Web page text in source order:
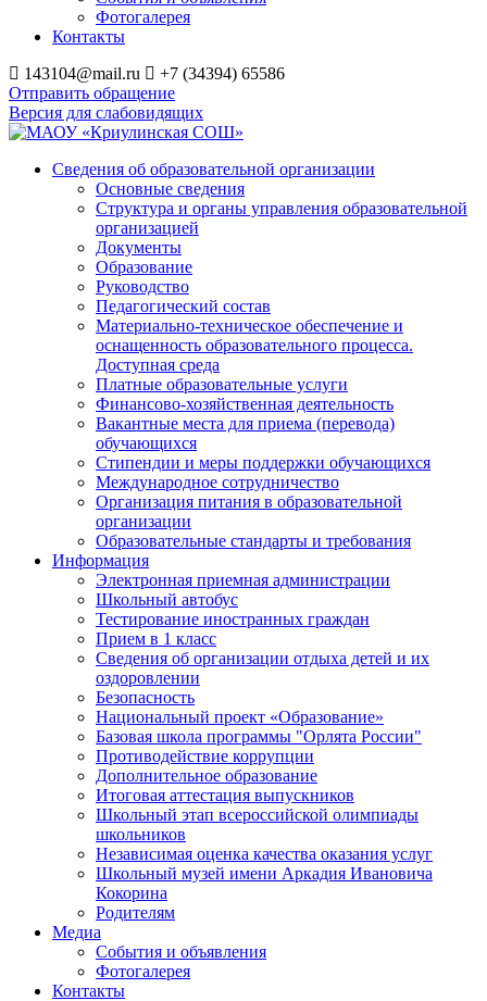
Фотогалерея
Контакты
143104@mail.ru
+7 (34394) 65586
Отправить обращение
Версия для слабовидящих
Сведения об образовательной организации
Основные сведения
Структура и органы управления образовательной
организацией
Документы
Образование
Руководство
Педагогический состав
Материально-техническое обеспечение и
оснащенность образовательного процесса.
Доступная среда
Платные образовательные услуги
Финансово-хозяйственная деятельность
Вакантные места для приема (перевода)
обучающихся
Стипендии и меры поддержки обучающихся
Международное сотрудничество
Организация питания в образовательной
организации
Образовательные стандарты и требования
Информация
Электронная приемная администрации
Школьный автобус
Тестирование иностранных граждан
Прием в 1 класс
Сведения об организации отдыха детей и их
оздоровлении
Безопасность
Национальный проект «Образование»
Базовая школа программы "Орлята России"
Противодействие коррупции
Дополнительное образование
Итоговая аттестация выпускников
Школьный этап всероссийской олимпиады
школьников
Независимая оценка качества оказания услуг
Школьный музей имени Аркадия Ивановича
Кокорина
Родителям
Медиа
События и объявления
Фотогалерея
Контакты